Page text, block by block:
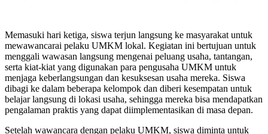
Memasuki hari ketiga, siswa terjun langsung ke masyarakat untuk
mewawancarai pelaku UMKM lokal. Kegiatan ini bertujuan untuk
menggali wawasan langsung mengenai peluang usaha, tantangan,
serta kiat-kiat yang digunakan para pengusaha UMKM untuk
menjaga keberlangsungan dan kesuksesan usaha mereka. Siswa
dibagi ke dalam beberapa kelompok dan diberi kesempatan untuk
belajar langsung di lokasi usaha, sehingga mereka bisa mendapatkan
pengalaman praktis yang dapat diimplementasikan di masa depan.
Setelah wawancara dengan pelaku UMKM, siswa diminta untuk